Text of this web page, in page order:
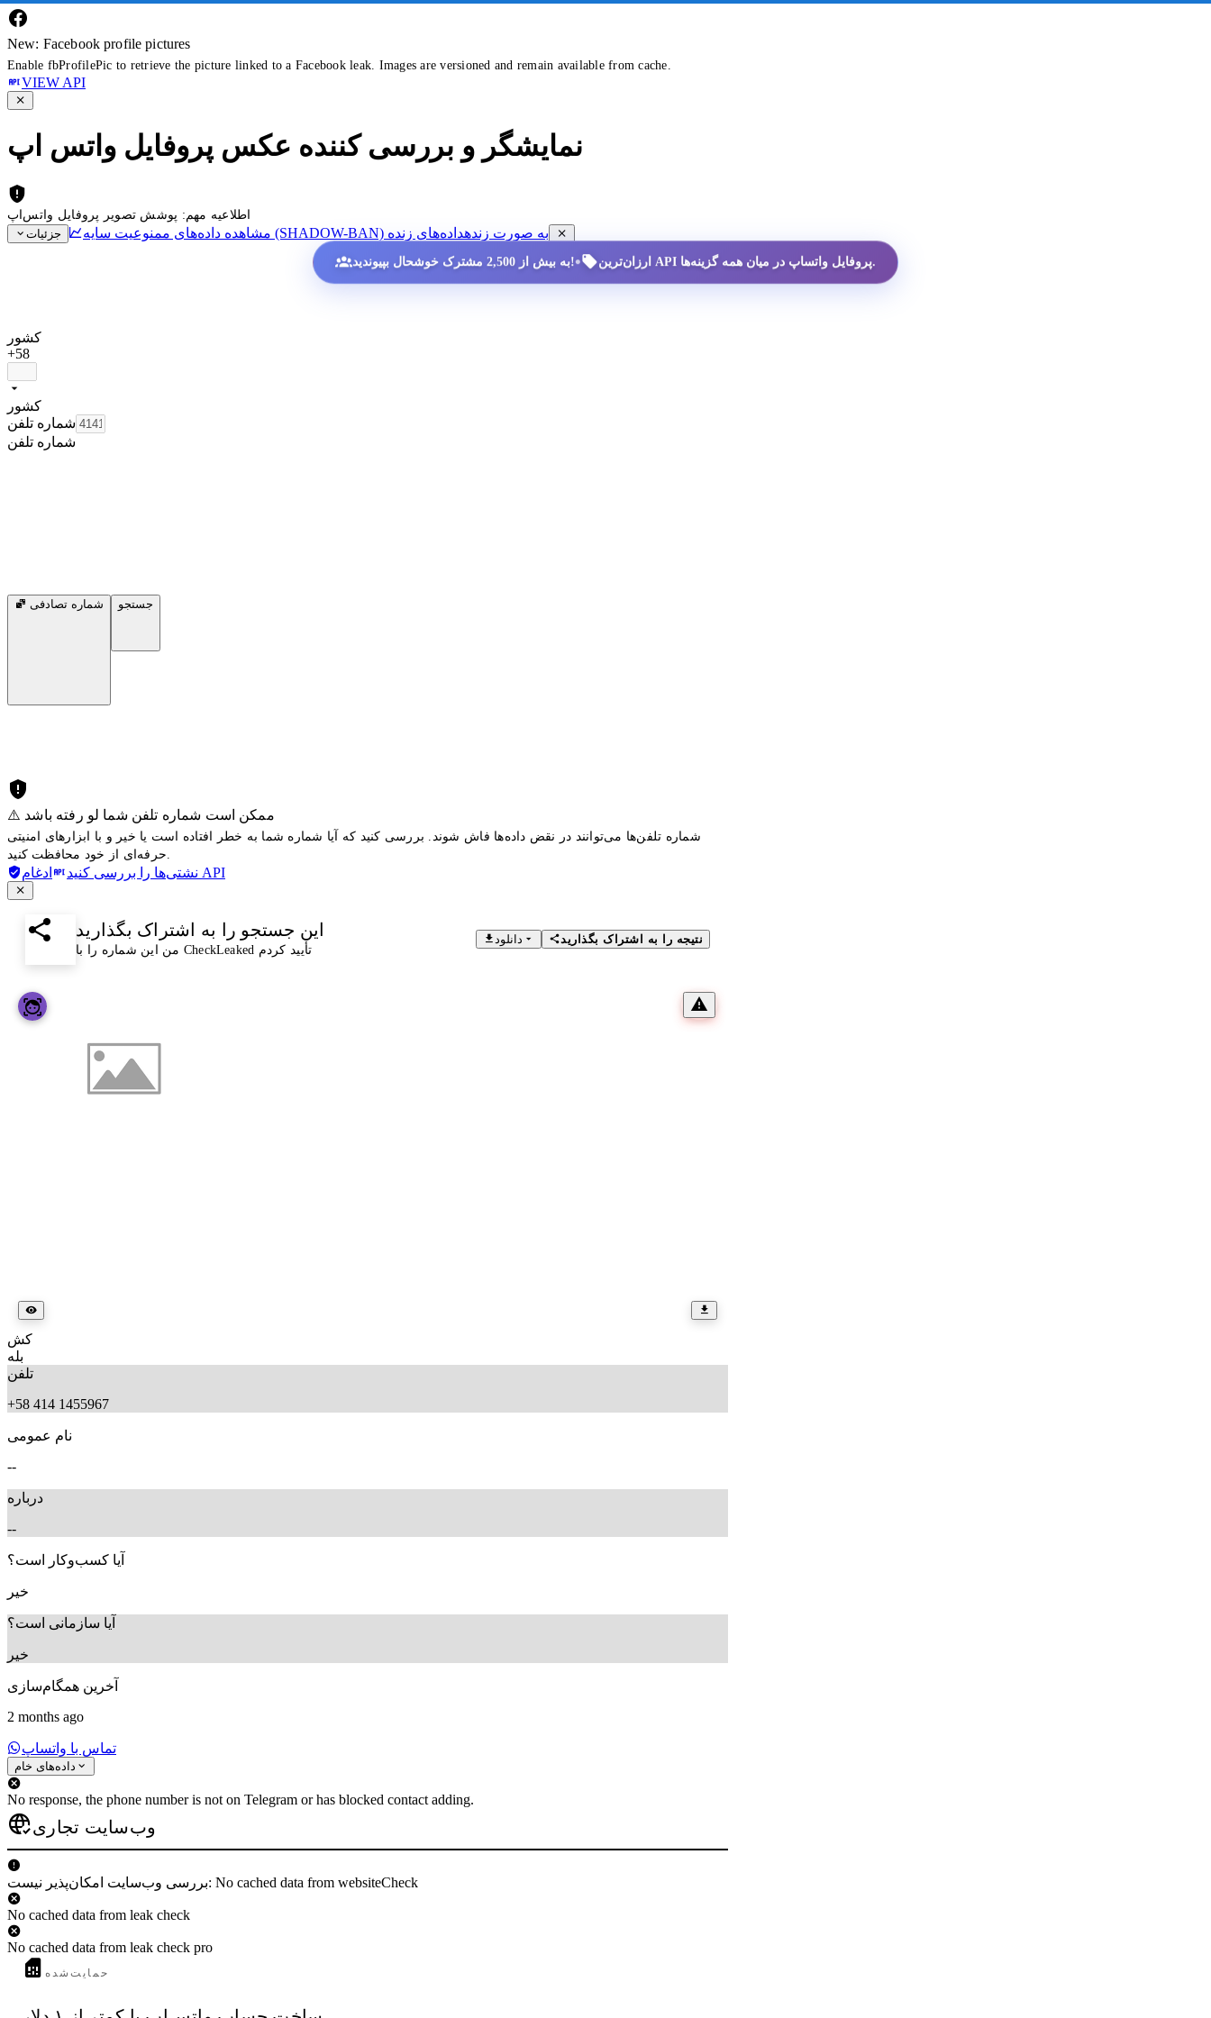
New: Facebook profile pictures
Enable fbProfilePic to retrieve the picture linked to a Facebook leak. Images are versioned and remain available from cache.
VIEW API
نمایشگر و بررسی کننده عکس پروفایل واتس اپ
اطلاعیه مهم: پوشش تصویر پروفایل واتس‌اپ
جزئیات
مشاهده داده‌های ممنوعیت سایه (SHADOW-BAN) به صورت زندهداده‌های زنده
به بیش از 2,500 مشترک خوشحال بپیوندید!• ارزان‌ترین API پروفایل واتساپ در میان همه گزینه‌ها.
کشور
+58
کشور
شماره تلفن
شماره تلفن
شماره تصادفی جستجو
⚠️ ممکن است شماره تلفن شما لو رفته باشد
شماره تلفن‌ها می‌توانند در نقض داده‌ها فاش شوند. بررسی کنید که آیا شماره شما به خطر افتاده است یا خیر و با ابزارهای امنیتی
نشتی‌ها را بررسی کنید ادغام API
این جستجو را به اشتراک بگذارید
من این شماره را با CheckLeaked تأیید کردم
دانلود نتیجه را به اشتراک بگذارید
کش
بله
تلفن
+58 414 1455967
نام عمومی
--
درباره
--
آیا کسب‌وکار است؟
خیر
آیا سازمانی است؟
خیر
آخرین همگام‌سازی
2 months ago
تماس با واتساپ
داده‌های خام
No response, the phone number is not on Telegram or has blocked contact adding.
وب‌سایت تجاری
بررسی وب‌سایت امکان‌پذیر نیست: No cached data from websiteCheck
No cached data from leak check
No cached data from leak check pro
حمایت‌شده